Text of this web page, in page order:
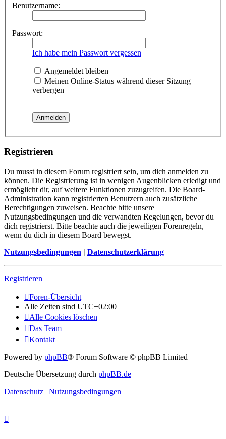
Benutzername:
Passwort:
Ich habe mein Passwort vergessen
Angemeldet bleiben
Meinen Online-Status während dieser Sitzung
verbergen
Registrieren
Du musst in diesem Forum registriert sein, um dich anmelden zu
können. Die Registrierung ist in wenigen Augenblicken erledigt und
ermöglicht dir, auf weitere Funktionen zuzugreifen. Die Board-
Administration kann registrierten Benutzern auch zusätzliche
Berechtigungen zuweisen. Beachte bitte unsere
Nutzungsbedingungen und die verwandten Regelungen, bevor du
dich registrierst. Bitte beachte auch die jeweiligen Forenregeln,
wenn du dich in diesem Board bewegst.
Nutzungsbedingungen | Datenschutzerklärung
Registrieren
Foren-Übersicht
Alle Zeiten sind UTC+02:00
Alle Cookies löschen
Das Team
Kontakt
Powered by phpBB® Forum Software © phpBB Limited
Deutsche Übersetzung durch phpBB.de
Datenschutz | Nutzungsbedingungen